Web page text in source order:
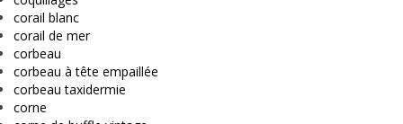
corail blanc
corail de mer
corbeau
corbeau à tête empaillée
corbeau taxidermie
corne